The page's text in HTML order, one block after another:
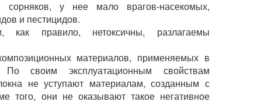
сорняков, у нее мало врагов-насекомых,
и пестицидов.
как правило, нетоксичны, разлагаемы
материалов, применяемых в
своим эксплуатационным свойствам
не уступают материалам, созданным с
того, они не оказывают такое негативное